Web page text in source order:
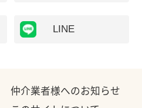
LINE
仲介業者様へのお知らせ